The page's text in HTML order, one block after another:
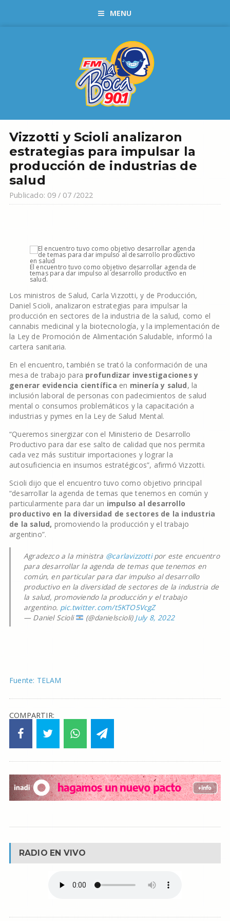
MENU
Vizzotti y Scioli analizaron
estrategias para impulsar la
producción de industrias de
salud
Publicado: 09 / 07 /2022
El encuentro tuvo como objetivo desarrollar agenda de
temas para dar impulso al desarrollo productivo en
salud.
Los ministros de Salud, Carla Vizzotti, y de Producción,
Daniel Scioli, analizaron estrategias para impulsar la
producción en sectores de la industria de la salud, como el
cannabis medicinal y la biotecnología, y la implementación de
la Ley de Promoción de Alimentación Saludable, informó la
cartera sanitaria.
En el encuentro, también se trató la conformación de una
mesa de trabajo para profundizar investigaciones y
generar evidencia científica en minería y salud, la
inclusión laboral de personas con padecimientos de salud
mental o consumos problemáticos y la capacitación a
industrias y pymes en la Ley de Salud Mental.
“Queremos sinergizar con el Ministerio de Desarrollo
Productivo para dar ese salto de calidad que nos permita
cada vez más sustituir importaciones y lograr la
autosuficiencia en insumos estratégicos”, afirmó Vizzotti.
Scioli dijo que el encuentro tuvo como objetivo principal
“desarrollar la agenda de temas que tenemos en común y
particularmente para dar un impulso al desarrollo
productivo en la diversidad de sectores de la industria
de la salud, promoviendo la producción y el trabajo
argentino”.
Agradezco a la ministra @carlavizzottipor este encuentro
para desarrollar la agenda de temas que tenemos en
común, en particular para dar impulso al desarrollo
productivo en la diversidad de sectores de la industria de
la salud, promoviendo la producción y el trabajo
argentino. pic.twitter.com/t5KTO5VcgZ
— Daniel Scioli
(@danielscioli) July 8, 2022
Fuente: TELAM
COMPARTIR:
RADIO EN VIVO